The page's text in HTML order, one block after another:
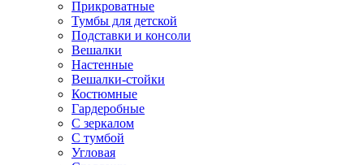
Прикроватные
Тумбы для детской
Подставки и консоли
Вешалки
Настенные
Вешалки-стойки
Костюмные
Гардеробные
С зеркалом
С тумбой
Угловая